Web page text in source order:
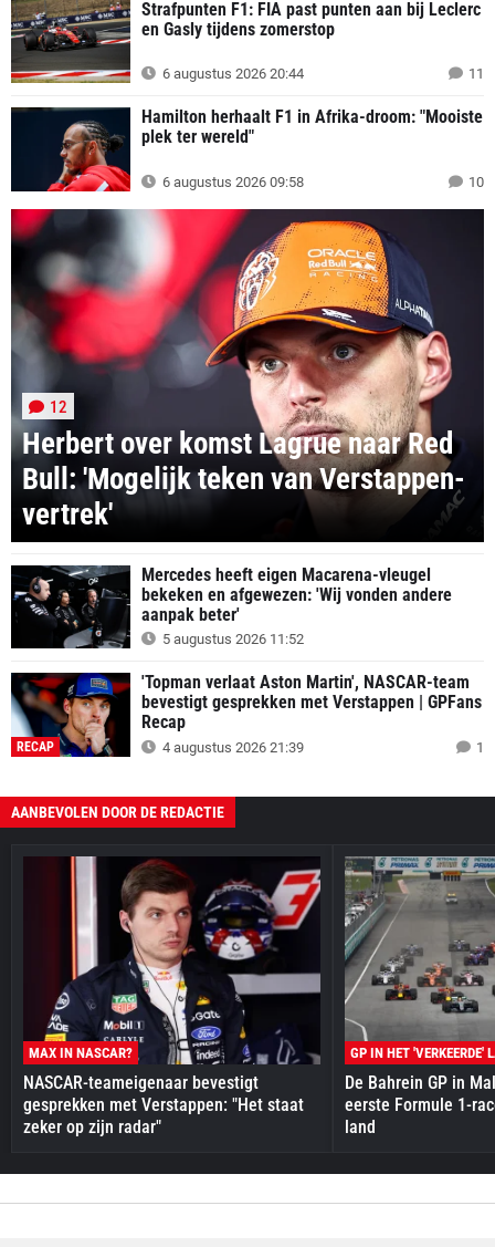
Strafpunten F1: FIA past punten aan bij Leclerc
en Gasly tijdens zomerstop
6 augustus 2026 20:44 11
Hamilton herhaalt F1 in Afrika-droom: "Mooiste
plek ter wereld"
6 augustus 2026 09:58 10
Herbert over komst Lagrue naar Red
Bull: 'Mogelijk teken van Verstappen-
vertrek'
12
Mercedes heeft eigen Macarena-vleugel
bekeken en afgewezen: 'Wij vonden andere
aanpak beter'
5 augustus 2026 11:52
RECAP
'Topman verlaat Aston Martin', NASCAR-team
bevestigt gesprekken met Verstappen | GPFans
Recap
4 augustus 2026 21:39 1
AANBEVOLEN DOOR DE REDACTIE
MAX IN NASCAR?
NASCAR-teameigenaar bevestigt
gesprekken met Verstappen: "Het staat
zeker op zijn radar"
GP IN HET 'VERKEERDE'
De Bahrein GP in
eerste Formule 1-
land